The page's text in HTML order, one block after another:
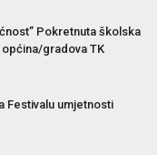
Pokretnuta školska
gradova TK
Festivalu umjetnosti